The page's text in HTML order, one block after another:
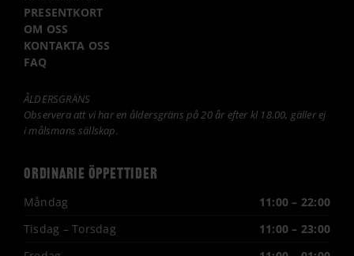
PRESENTKORT
OM OSS
KONTAKTA OSS
FAQ
ÅLDERSGRÄNS
Observera att vi har en åldersgräns på 20 år efter kl 18.00, gäller ej
i målsmans sällskap.
ORDINARIE ÖPPETTIDER
Måndag
11:00 – 22:00
Tisdag – Torsdag
11:00 – 23:00